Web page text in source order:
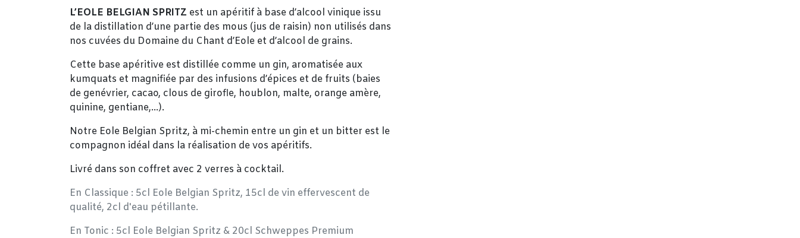
L’EOLE BELGIAN SPRITZ est un apéritif à base d’alcool vinique issu
de la distillation d’une partie des mous (jus de raisin) non utilisés dans
nos cuvées du Domaine du Chant d’Eole et d’alcool de grains.
Cette base apéritive est distillée comme un gin, aromatisée aux
kumquats et magnifiée par des infusions d’épices et de fruits (baies
de genévrier, cacao, clous de girofle, houblon, malte, orange amère,
quinine, gentiane,…).
Notre Eole Belgian Spritz, à mi-chemin entre un gin et un bitter est le
compagnon idéal dans la réalisation de vos apéritifs.
Livré dans son coffret avec 2 verres à cocktail.
En Classique : 5cl Eole Belgian Spritz, 15cl de vin effervescent de
qualité, 2cl d'eau pétillante.
En Tonic : 5cl Eole Belgian Spritz & 20cl Schweppes Premium